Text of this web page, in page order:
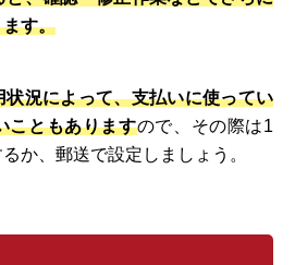
す。
状況によって、支払いに使ってい
こともありますので、その際は1
か、郵送で設定しましょう。